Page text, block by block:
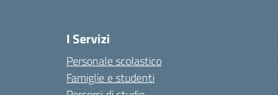
I Servizi
Personale scolastico
Famiglie e studenti